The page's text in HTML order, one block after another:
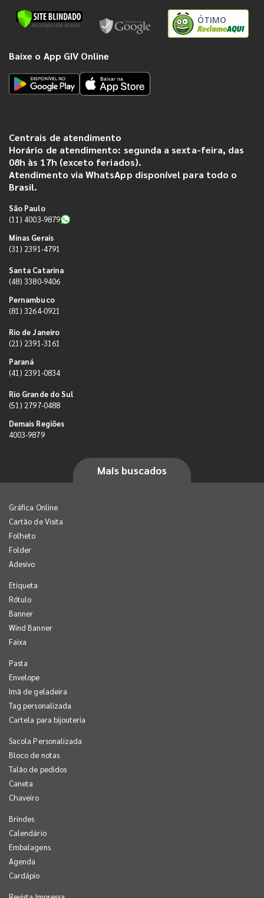
ÓTIMO
Baixe o App GIV Online
Centrais de atendimento
Horário de atendimento: segunda a sexta-feira, das
08h às 17h (exceto feriados).
Atendimento via WhatsApp disponível para todo o
Brasil.
São Paulo
(11) 4003-9879
Minas Gerais
(31) 2391-4791
Santa Catarina
(48) 3380-9406
Pernambuco
(81) 3264-0921
Rio de Janeiro
(21) 2391-3161
Paraná
(41) 2391-0834
Rio Grande do Sul
(51) 2797-0488
Demais Regiões
4003-9879
Mais buscados
Gráfica Online
Cartão de Visita
Folheto
Folder
Adesivo
Etiqueta
Rótulo
Banner
Wind Banner
Faixa
Pasta
Envelope
Imã de geladeira
Tag personalizada
Cartela para bijouteria
Sacola Personalizada
Bloco de notas
Talão de pedidos
Caneta
Chaveiro
Brindes
Calendário
Embalagens
Agenda
Cardápio